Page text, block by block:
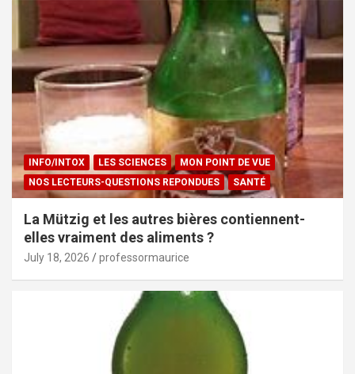
INFO/INTOX LES SCIENCES
MON POINT DE VUE
NOS LECTEURS-QUESTIONS REPONDUES
SANTÉ
La Mützig et les autres bières contiennent-
elles vraiment des aliments ?
July 18, 2026 professormaurice